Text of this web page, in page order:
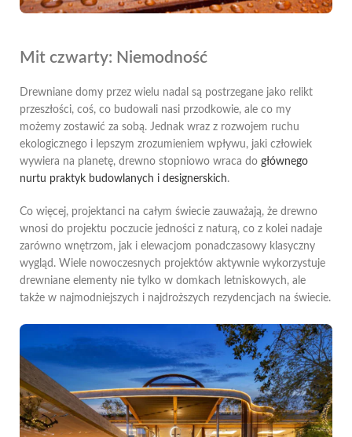
Mit czwarty: Niemodność
Drewniane domy przez wielu nadal są postrzegane jako relikt
przeszłości, coś, co budowali nasi przodkowie, ale co my
możemy zostawić za sobą. Jednak wraz z rozwojem ruchu
ekologicznego i lepszym zrozumieniem wpływu, jaki człowiek
wywiera na planetę, drewno stopniowo wraca do głównego
nurtu praktyk budowlanych i designerskich.
Co więcej, projektanci na całym świecie zauważają, że drewno
wnosi do projektu poczucie jedności z naturą, co z kolei nadaje
zarówno wnętrzom, jak i elewacjom ponadczasowy klasyczny
wygląd. Wiele nowoczesnych projektów aktywnie wykorzystuje
drewniane elementy nie tylko w domkach letniskowych, ale
także w najmodniejszych i najdroższych rezydencjach na świecie.